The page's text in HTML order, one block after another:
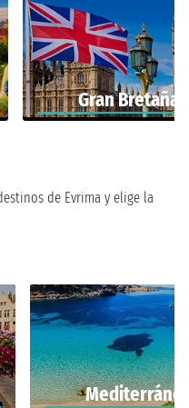
Gran Bretaña
de Evrima y elige la